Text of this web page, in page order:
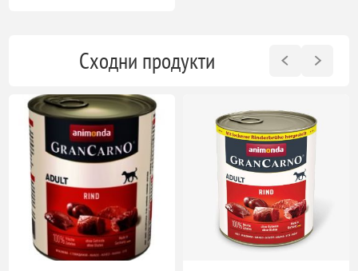
Сходни продукти